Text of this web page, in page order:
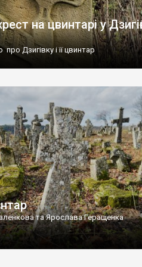
на цвинтарі у
Дзигівку і її цвинтар
та Ярослава Геращенка